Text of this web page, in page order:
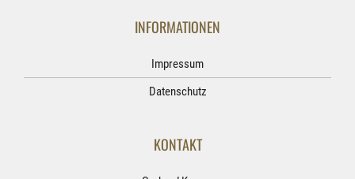
INFORMATIONEN
Impressum
Datenschutz
KONTAKT